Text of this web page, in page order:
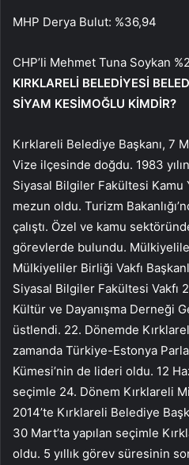
MHP Derya Bulut: %36,94
CHP’li Mehmet Tuna Soykan
KIRKLARELİ BELEDİYESİ
SİYAM KESİMOĞLU KİMDİR?
Kırklareli Belediye Başkanı, 7
Vize ilçesinde doğdu. 1983
Siyasal Bilgiler Fakültesi Kamu
mezun oldu. Turizm
çalıştı. Özel ve kamu
görevlerde bulundu.
Mülkiyeliler Birliği Vakfı
Siyasal Bilgiler Fakültesi Vakfı
Kültür ve Dayanışma Derneği
üstlendi. 22. Dönemde
zamanda Türkiye-Estonya
Kümesi’nin de lideri oldu. 12
seçimle 24. Dönem Kırklareli
2014’te Kırklareli Belediye
30 Mart’ta yapılan seçimle
oldu. 5 yıllık görev süresinin